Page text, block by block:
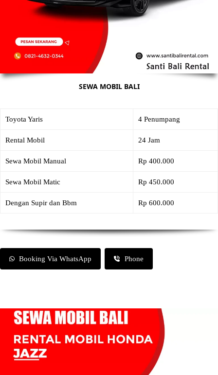
SEWA MOBIL BALI
Toyota Yaris 4 Penumpang
Rental Mobil 24 Jam
Sewa Mobil Manual Rp 400.000
Sewa Mobil Matic Rp 450.000
Dengan Supir dan Bbm Rp 600.000
Booking Via WhatsApp Phone